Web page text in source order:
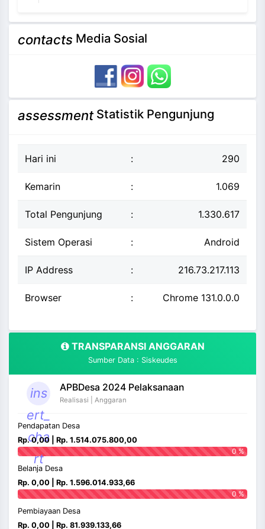
contacts Media Sosial
assessmentStatistik Pengunjung
Hari ini : 290
Kemarin : 1.069
Total Pengunjung : 1.330.617
Sistem Operasi : Android
IP Address : 216.73.217.113
Browser : Chrome 131.0.0.0
TRANSPARANSI ANGGARAN
Sumber Data : Siskeudes
ins
ert_
cha
rt
APBDesa 2024 Pelaksanaan
Realisasi | Anggaran
Pendapatan Desa
Rp. 0,00 | Rp. 1.514.075.800,00
0 %
Belanja Desa
Rp. 0,00 | Rp. 1.596.014.933,66
0 %
Pembiayaan Desa
Rp. 0,00 | Rp. 81.939.133,66